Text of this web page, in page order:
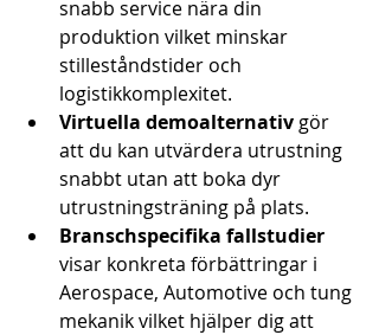
snabb service nära din
produktion vilket minskar
stilleståndstider och
logistikkomplexitet.
Virtuella demoalternativ gör
att du kan utvärdera utrustning
snabbt utan att boka dyr
utrustningsträning på plats.
Branschspecifika fallstudier
visar konkreta förbättringar i
Aerospace, Automotive och tung
mekanik vilket hjälper dig att